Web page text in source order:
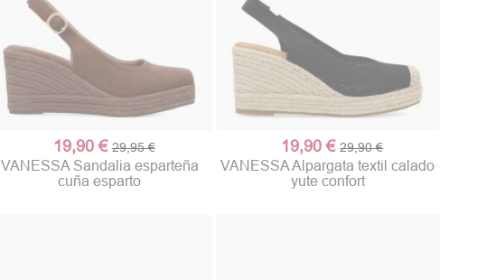
19,90 € 29,95 €
VANESSA Sandalia esparteña
cuña esparto
19,90 € 29,90 €
VANESSA Alpargata textil calado
yute confort